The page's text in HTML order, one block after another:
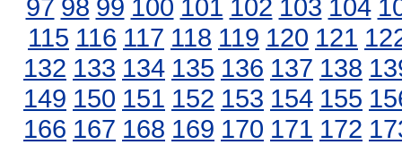
97 98 99 100 101 102 103 104
115 116 117 118 119 120 121
132 133 134 135 136 137 138
149 150 151 152 153 154 155
166 167 168 169 170 171 172